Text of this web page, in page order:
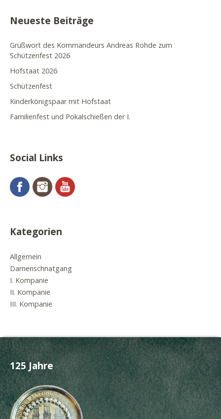
Neueste Beiträge
Grußwort des Kommandeurs Andreas Rohde zum
Schützenfest 2026
Hofstaat 2026
Schützenfest
Kinderkönigspaar mit Hofstaat
Familienfest und Pokalschießen der I.
Social Links
FacebookInstagram
Kategorien
Allgemein
Damenschnatgang
I. Kompanie
II. Kompanie
III. Kompanie
125 Jahre